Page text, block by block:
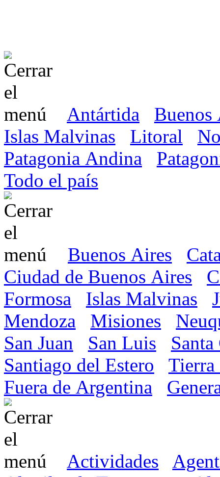
Antártida
Buenos
Islas Malvinas
Litoral
Patagonia Andina
Todo el país
Buenos Aires
Ciudad de Buenos Aires
Formosa
Islas Malvinas
Mendoza
Misiones
San Juan
San Luis
Santiago del Estero
Tierra
Fuera de Argentina
Actividades